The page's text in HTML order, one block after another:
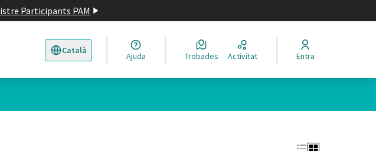
Participants PAM
Català
Triar la llengua Elegir el idioma
Ajuda Trobades Activitat Entra